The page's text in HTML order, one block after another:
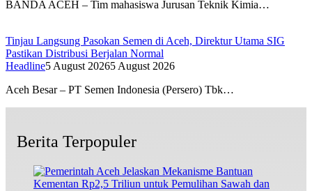
BANDA ACEH – Tim mahasiswa Jurusan Teknik Kimia…
Tinjau Langsung Pasokan Semen di Aceh, Direktur Utama SIG
Pastikan Distribusi Berjalan Normal
Headline5 August 20265 August 2026
Aceh Besar – PT Semen Indonesia (Persero) Tbk…
Berita Terpopuler